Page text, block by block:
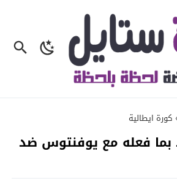
كورة ايطالية
بما فعله مع يوفنتوس ضد